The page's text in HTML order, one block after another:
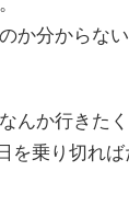
か分からな
んか行きた
を乗り切れ